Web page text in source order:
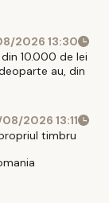
2026 13:30
10.000 de lei
au, din
2026 13:11
timbru